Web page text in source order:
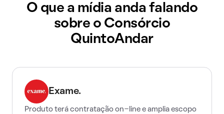
O que a mídia anda falando
sobre o Consórcio
QuintoAndar
Exame.
Produto terá contratação on-line e amplia escopo